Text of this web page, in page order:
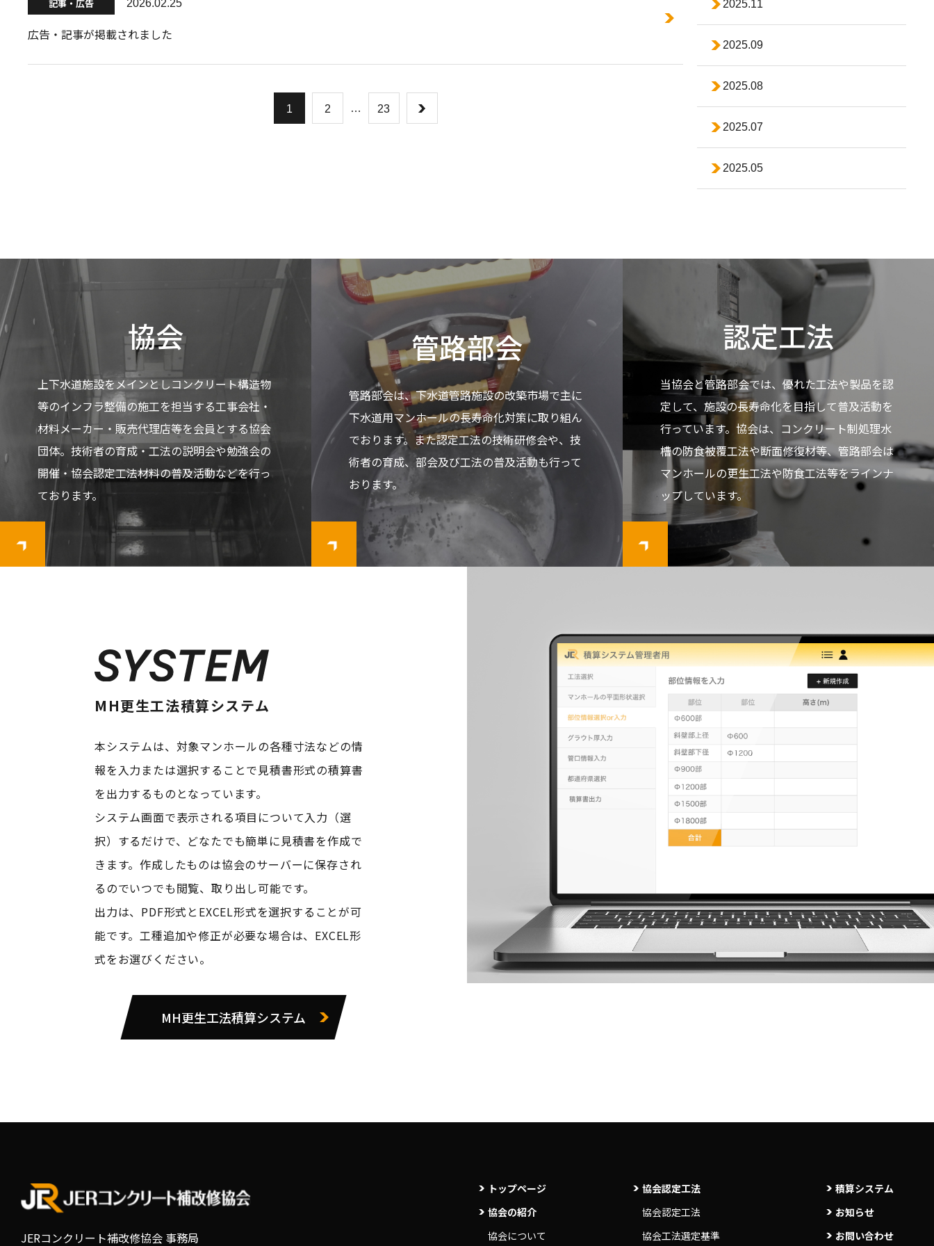
記事・広告 2026.02.25
広告・記事が掲載されました
1 2 … 23
2025.11
2025.09
2025.08
2025.07
2025.05
協会
上下水道施設をメインとしコンクリート構造物
等のインフラ整備の施工を担当する工事会社・
材料メーカー・販売代理店等を会員とする協会
団体。技術者の育成・工法の説明会や勉強会の
開催・協会認定工法材料の普及活動などを行っ
ております。
管路部会
管路部会は、下水道管路施設の改築市場で主に
下水道用マンホールの長寿命化対策に取り組ん
でおります。また認定工法の技術研修会や、技
術者の育成、部会及び工法の普及活動も行って
おります。
認定工法
当協会と管路部会では、優れた工法や製品を認
定して、施設の長寿命化を目指して普及活動を
行っています。協会は、コンクリート制処理水
槽の防食被覆工法や断面修復材等、管路部会は
マンホールの更生工法や防食工法等をラインナ
ップしています。
MH更生工法積算システム
本システムは、対象マンホールの各種寸法などの情
報を入力または選択することで見積書形式の積算書
を出力するものとなっています。
システム画面で表示される項目について入力（選
択）するだけで、どなたでも簡単に見積書を作成で
きます。作成したものは協会のサーバーに保存され
るのでいつでも閲覧、取り出し可能です。
出力は、PDF形式とEXCEL形式を選択することが可
能です。工種追加や修正が必要な場合は、EXCEL形
式をお選びください。
MH更生工法積算システム
JERコンクリート補改修協会 事務局
トップページ
協会の紹介
協会について
協会認定工法
協会認定工法
協会工法選定基準
積算システム
お知らせ
お問い合わせ